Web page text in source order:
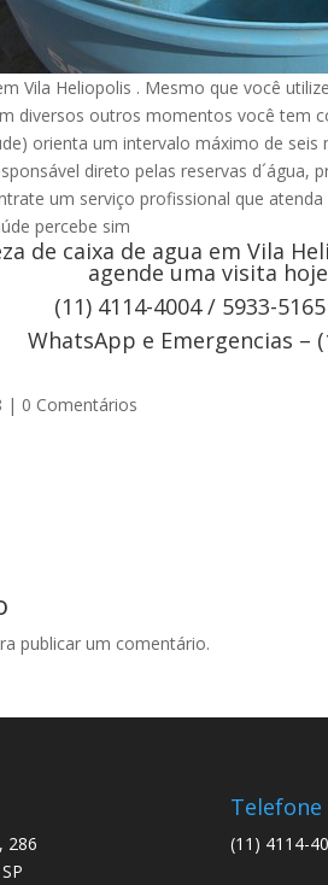
Vila Heliopolis . Mesmo que você
diversos outros momentos você tem
orienta um intervalo máximo de
direto pelas reservas
um serviço profissional que
percebe sim
de caixa de agua em Vila
agende uma visita
(11) 4114-4004 / 5933-
WhatsApp e Emergencias –
| 0 Comentários
publicar um comentário.
286
Telefone
(11) 4114-